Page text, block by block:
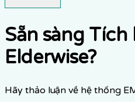
Sẵn sàng Tích
Elderwise?
Hãy thảo luận về hệ thống